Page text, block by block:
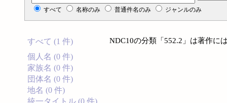
すべて 名称のみ 普通件名のみ ジャンルのみ
すべて (1 件)
個人名 (0 件)
家族名 (0 件)
団体名 (0 件)
地名 (0 件)
NDC10の分類「552.2」は著作に